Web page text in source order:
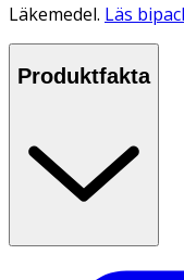
Läkemedel. Läs
Produktfakta